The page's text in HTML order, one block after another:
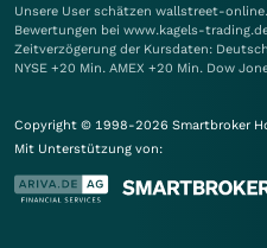
Unsere User schätzen wallstreet-
Bewertungen bei www.kagels-
Zeitverzögerung der Kursdaten:
NYSE +20 Min. AMEX +20 Min. Dow
Copyright © 1998-2026 Smartbroker
Mit Unterstützung von: